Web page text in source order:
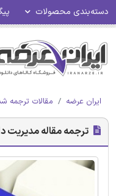
دسته‌بندی محصولات
ایران عرضه مقالات ترجمه
ترجمه مقاله مدیریت